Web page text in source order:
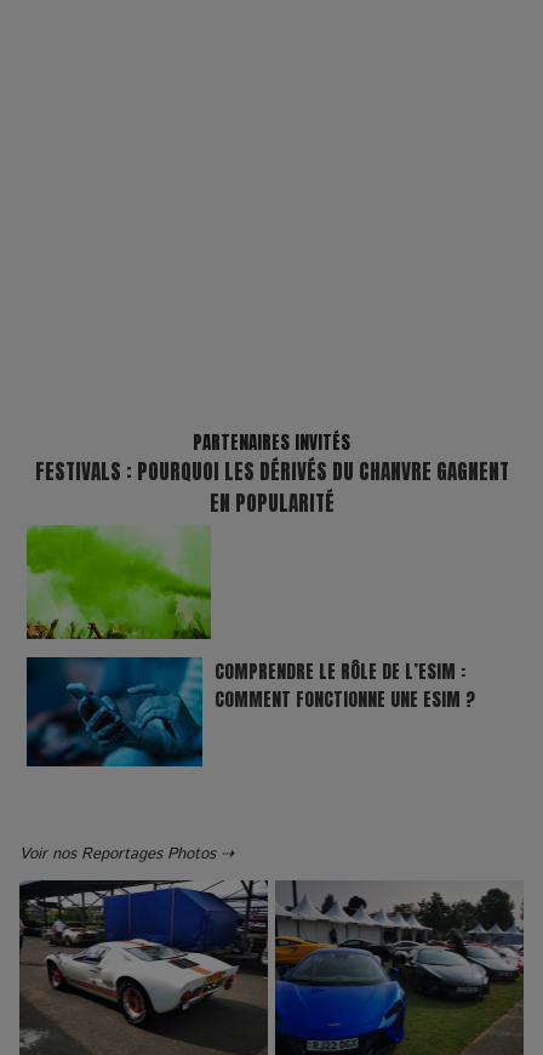
PARTENAIRES INVITÉS
FESTIVALS : POURQUOI LES DÉRIVÉS DU CHANVRE GAGNENT
EN POPULARITÉ
COMPRENDRE LE RÔLE DE L’ESIM :
COMMENT FONCTIONNE UNE ESIM ?
Voir nos Reportages Photos ⇢